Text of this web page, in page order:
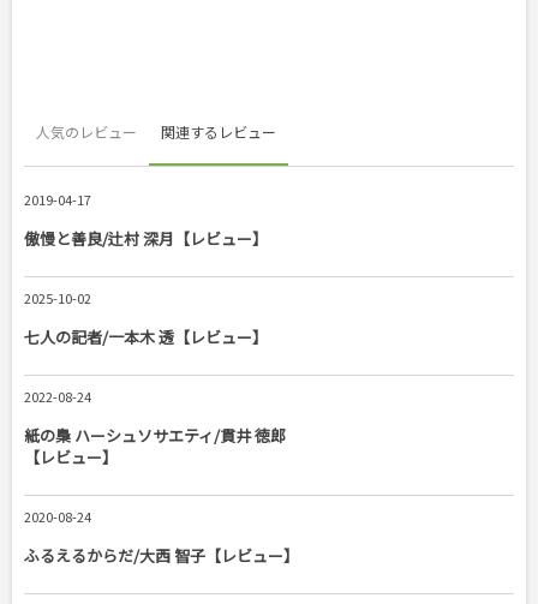
人気のレビュー 関連するレビュー
2019-04-17
傲慢と善良/辻村 深月【レビュー】
2025-10-02
七人の記者/一本木 透【レビュー】
2022-08-24
紙の梟 ハーシュソサエティ/貫井 徳郎
【レビュー】
2020-08-24
ふるえるからだ/大西 智子【レビュー】